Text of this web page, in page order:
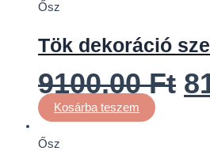
Ősz
Tök dekoráció
9100,00Ft
Kosárba teszem
Ősz